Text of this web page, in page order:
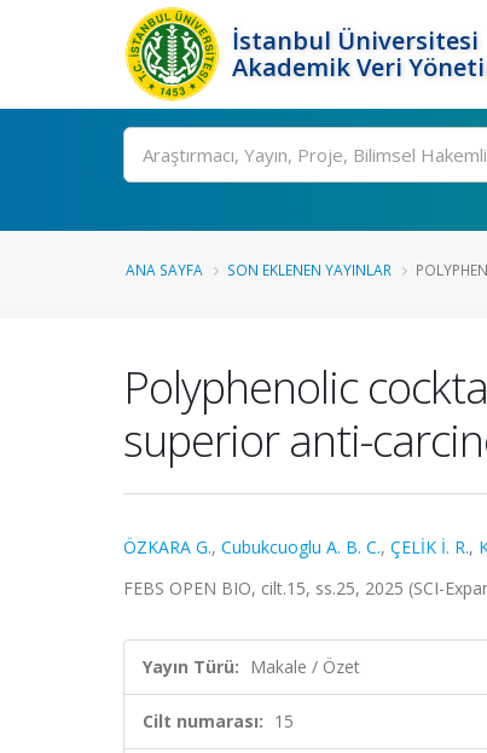
İstanbul Üniversitesi
Akademik Veri
Ara
ANA SAYFA SON EKLENEN YAYINLAR
Polyphenolic
superior anti-
ÖZKARA G., Cubukcuoglu A. B. C., ÇELİK İ. R.,
FEBS OPEN BIO, cilt.15, ss.25, 2025 (SCI-
Yayın Türü: Makale / Özet
Cilt numarası: 15